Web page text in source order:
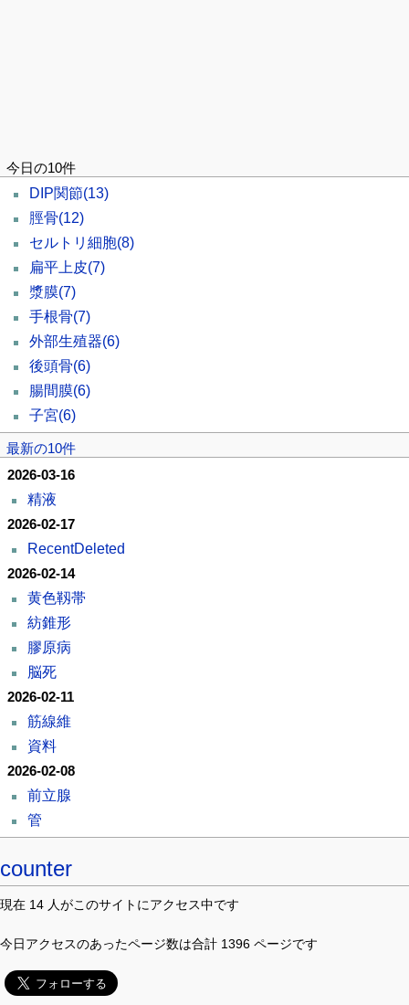
今日の10件
DIP関節(13)
脛骨(12)
セルトリ細胞(8)
扁平上皮(7)
漿膜(7)
手根骨(7)
外部生殖器(6)
後頭骨(6)
腸間膜(6)
子宮(6)
最新の10件
2026-03-16
精液
2026-02-17
RecentDeleted
2026-02-14
黄色靱帯
紡錐形
膠原病
脳死
2026-02-11
筋線維
資料
2026-02-08
前立腺
管
counter
現在 14 人がこのサイトにアクセス中です
今日アクセスのあったページ数は合計 1396 ページです